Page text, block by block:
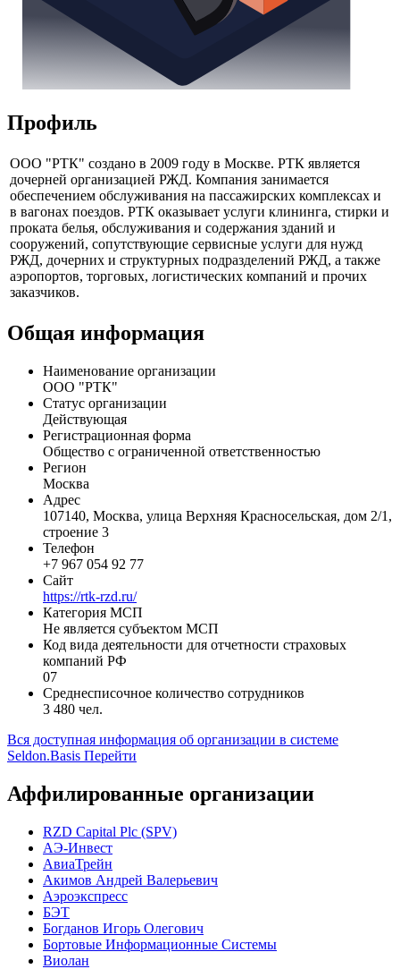
Профиль
ООО "РТК" создано в 2009 году в Москве. РТК является
дочерней организацией РЖД. Компания занимается
обеспечением обслуживания на пассажирских комплексах и
в вагонах поездов. РТК оказывает услуги клининга, стирки и
проката белья, обслуживания и содержания зданий и
РЖД, дочерних и структурных подразделений РЖД, а также
аэропортов, торговых, логистических компаний и прочих
Общая информация
Наименование организации
ООО "РТК"
Статус организации
Действующая
Регистрационная форма
Общество с ограниченной ответственностью
Регион
Москва
Адрес
107140, Москва, улица Верхняя Красносельская, дом 2/1,
строение 3
Телефон
+7 967 054 92 77
Сайт
https://rtk-rzd.ru/
Категория МСП
Не является субъектом МСП
Код вида деятельности для отчетности страховых
07
Среднесписочное количество сотрудников
Вся доступная информация об организации в системе
Аффилированные организации
RZD Capital Plc (SPV)
АЭ-Инвест
АвиаТрейн
Акимов Андрей Валерьевич
Аэроэкспресс